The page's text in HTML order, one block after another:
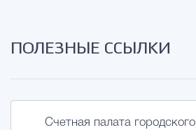
ПОЛЕЗНЫЕ ССЫЛКИ
Счетная палата городского